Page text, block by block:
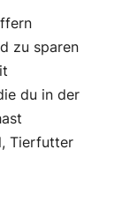
zu sparen
du in der
Tierfutter